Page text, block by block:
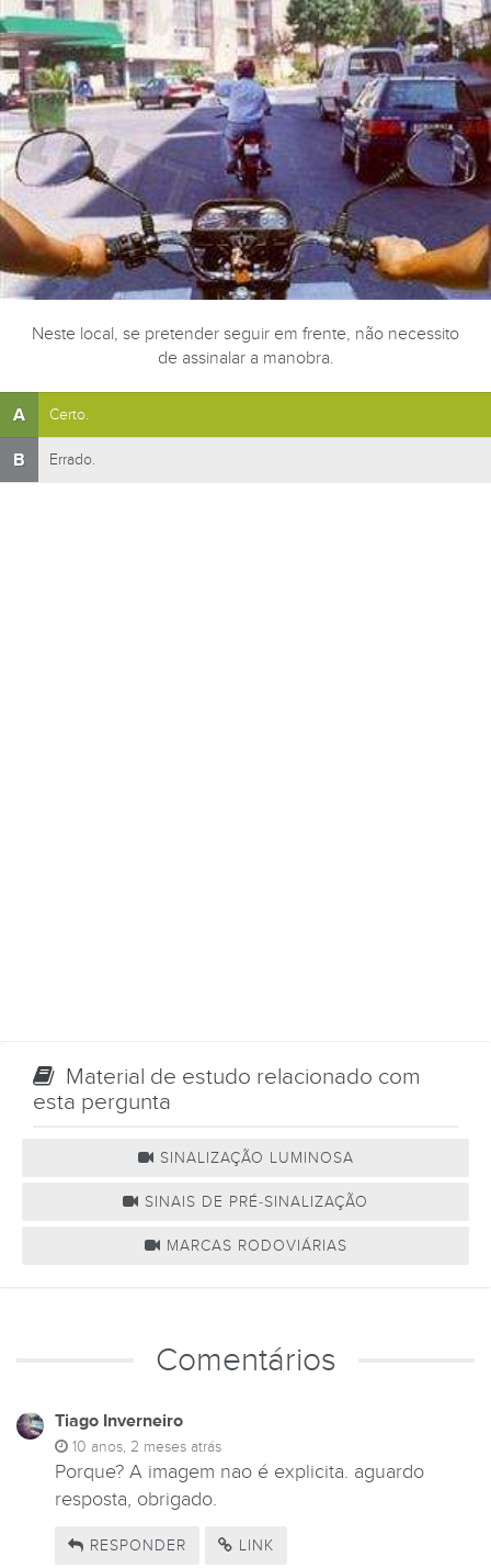
Neste local, se pretender seguir em frente, não necessito
de assinalar a manobra.
A Certo.
B Errado.
Material de estudo relacionado com
esta pergunta
SINALIZAÇÃO LUMINOSA
SINAIS DE PRÉ-SINALIZAÇÃO
MARCAS RODOVIÁRIAS
Comentários
Tiago Inverneiro
10 anos, 2 meses atrás
Porque? A imagem nao é explicita. aguardo
resposta, obrigado.
RESPONDER LINK